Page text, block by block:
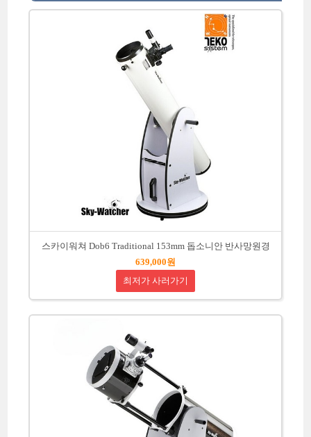
스카이워쳐 Dob6 Traditional 153mm 돕소니안 반사망원경
639,000원
최저가 사러가기